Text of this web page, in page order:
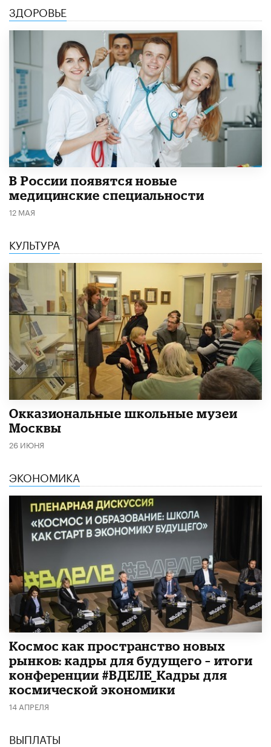
ЗДОРОВЬЕ
В России появятся новые
медицинские специальности
12 МАЯ
КУЛЬТУРА
​Окказиональные школьные музеи
Москвы
26 ИЮНЯ
ЭКОНОМИКА
Космос как пространство новых
рынков: кадры для будущего – итоги
конференции #ВДЕЛЕ_Кадры для
космической экономики
14 АПРЕЛЯ
ВЫПЛАТЫ